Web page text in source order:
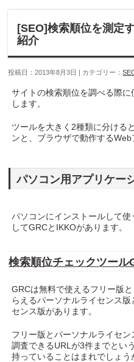
[SEO]検索順位を測定
紹介
投稿日：2013年8月3日 | カテゴリー：
サイトの検索順位を調べる際
します。
ツールを大きく2種類に分ける
ンと、ブラウザで動作するWeb
パソコン用アプリケー
パソコンにインストールして
してGRCとIKKOがあります。
検索順位チェックツール
GRCは無料で使えるフリー版
らえるパーソナルライセンス
センス版があります。
フリー版とパーソナルライセ
調査できるURLが3件までとい
持っていることはまれでしょ